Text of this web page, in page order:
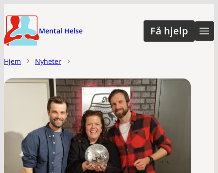
til
hovedinnhold
Mental Helse Få hjelp
Hjem Nyheter